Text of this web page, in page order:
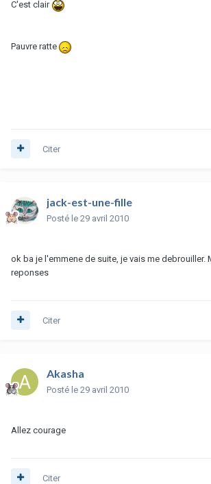
C'est clair
Pauvre ratte
Citer
jack-est-une-fille
Posté le 29 avril 2010
ok ba je l'emmene de suite, je vais me debrouiller.
reponses
Citer
Akasha
Posté le 29 avril 2010
Allez courage
Citer